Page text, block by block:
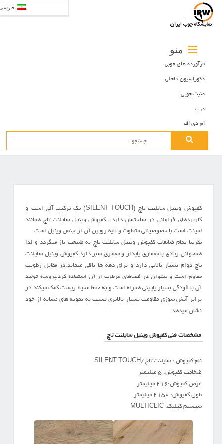
منو
فرآورده های چوبی
دکوراسیون داخلی
منبت چوبی
درب
ام دی اف
Search
کفپوش وینیل سایلنت تاچ (SILENT TOUCH) یک ترکیب آلی است و
کاربردهای فراوانی در ساختمان دارد ، کفپوش وینیل سایلنت تاچ همانند
لمینت است با خصوصیاتی متفاوت و لایه رویین آن از جنس وینیل است.
تقریبا تمام ضایعات کفپوش وینیل سایلنت تاچ به طبیعت باز میگردد و لذا
همخوانی زیادی با معماری پایدار و معماری سبز دارد.کفپوش وینیل سایلنت
تاچ دوام بسیار بالایی دارد و برای دهه ها باقی میماند.در مقابل رطوبت
مقاوم است و میتوان در فضاهای مرطوب از آن استفاده کرد.پروسه تولید
آن با آلودگی بسیار پایینی همراه است و به حفظ محیط زیست کمک میکند.در
برابر آتش سوزی مقاومت بسیار بالاتری نسبت به نمونه های مشابه از خود
نشان میدهد
مشخصات فنی کفپوش وینیل سایلنت تاچ
نام کفپوش : سایلنت تاچ /SILENT TOUCH
ضخامت کفپوش: 5 میلیمتر
عرض کفپوش:216 میلیمتر
طول کفپوش: 2150 میلیمتر
سیستم کیلیک: MULTICLIC
6940 6956